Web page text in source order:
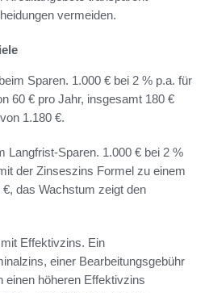
vermeiden.
Sparen. 1.000 € bei 2 % p.a. für
60 € pro Jahr, insgesamt 180 €
1.180 €.
Langfrist-Sparen. 1.000 € bei 2 %
der Zinseszins Formel zu einem
das Wachstum zeigt den
Effektivzins. Ein
einer Bearbeitungsgebühr
einen höheren Effektivzins